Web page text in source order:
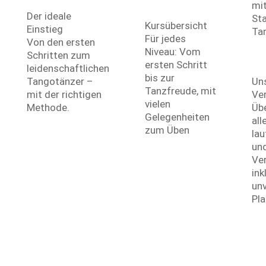
Der ideale
Einstieg
Von den ersten
Schritten zum
leidenschaftlichen
Tangotänzer –
mit der richtigen
Methode.
Kursübersicht
Für jedes
Niveau: Vom
ersten Schritt
bis zur
Tanzfreude, mit
vielen
Gelegenheiten
zum Üben